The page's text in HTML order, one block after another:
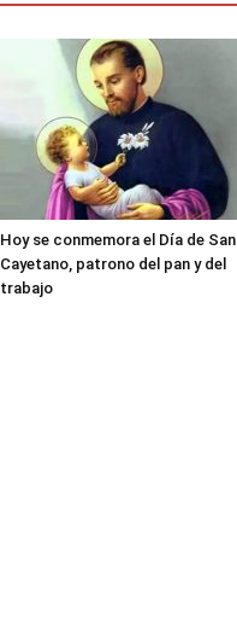
Hoy se conmemora el Día de San
Cayetano, patrono del pan y del
trabajo